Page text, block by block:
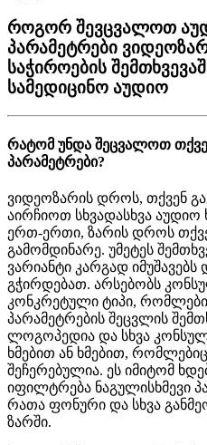
როგორ შევცვალოთ
პარამეტრები
საჭიროების
სამედიცინო აუდიო
რატომ უნდა შეცვალოთ თქვე
პარამეტრები?
ვიდეოზარის დროს, თქვენ გა
აირჩიოთ სხვადასხვა აუდიო
ერთ-ერთი, ზარის დროს თქვ
გამომდინარე. უმეტეს შემთხვ
ვარიანტი კარგად იმუშავებს
გჭირდებათ. არსებობს კონსუ
კონკრეტული ტიპი, რომლები
პარამეტრების შეცვლის შემთ
ლოგოპედია და სხვა კონსუ
ხმებით ან ხმებით, რომლებიც
შეჩერებულია. ეს იმიტომ ხდე
იფილტრება ნაგულისხმევი პ
რათა ფონური და სხვა განმე
ზარში.